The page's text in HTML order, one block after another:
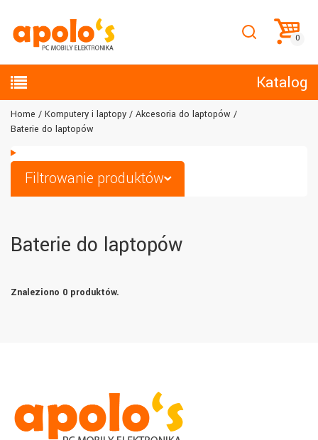
Katalog
Home Komputery i laptopy
Akcesoria do laptopów
Baterie do laptopów
Filtrowanie produktów
Baterie do laptopów
Znaleziono 0 produktów.